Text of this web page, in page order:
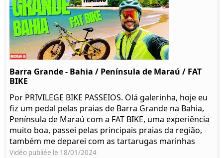
Barra Grande - Bahia / Península de Maraú / FAT
BIKE
Por PRIVILEGE BIKE PASSEIOS. Olá galerinha, hoje eu
fiz um pedal pelas praias de Barra Grande na Bahia,
Península de Maraú com a FAT BIKE, uma experiência
muito boa, passei pelas principais praias da região,
também me deparei com as tartarugas marinhas
Vidéo publiée le 18/01/2024